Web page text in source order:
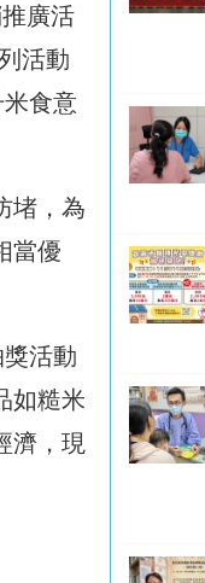
廣活
活動
食意
堵，為
當優
活動
如糙米
濟，現